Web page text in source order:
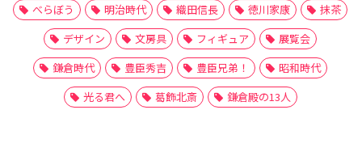
べらぼう
明治時代 織田信長 徳川家康
抹茶
デザイン
文房具 フィギュア
展覧会
鎌倉時代
豊臣秀吉 豊臣兄弟！
昭和時代
光る君へ
葛飾北斎 鎌倉殿の13人